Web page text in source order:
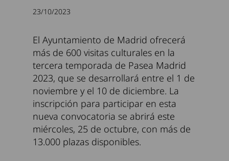
23/10/2023
El Ayuntamiento de Madrid ofrecerá
más de 600 visitas culturales en la
tercera temporada de Pasea Madrid
2023, que se desarrollará entre el 1 de
noviembre y el 10 de diciembre. La
inscripción para participar en esta
nueva convocatoria se abrirá este
miércoles, 25 de octubre, con más de
13.000 plazas disponibles.